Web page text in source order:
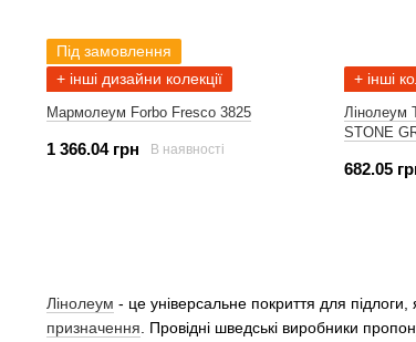
Лінолеум - це універсальне покриття для
призначення . Провідні шведські виробники
Під замовлення
+ інші дизайни колекції
Мармолеум Forbo Fresco 3825
1 366.04 грн В наявності
+ інші
Лінолеум
STONE
682.05